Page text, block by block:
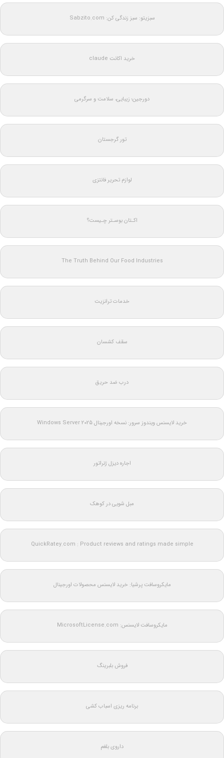
سبزیتو: سبز زندگی کن: Sabzito.com
خرید اکانت claude
دورجین؛ زیبایی، سلامت و سرگرمی
تور گرجستان
لوازم تحریر فانتزی
اکـتان بوسـتر چـیست؟
The Truth Behind Our Food Industries
خدمات ترانزیت
سقف کشسان
درب ضد حریق
خرید لایسنس ویندوز سرور: نسخه اورجینال Windows Server 2025
اجاره دیزل ژنراتور
مبل شویی در کوهک
QuickRatey.com : Product reviews and ratings made simple
مایکروسافت پرشیا: خرید لایسنس محصولات اورجینال
مایکروسافت لایسنس: MicrosoftLicense.com
فروش بلبرینگ
برنامه ریزی اسباب کشی
داروی بلغم